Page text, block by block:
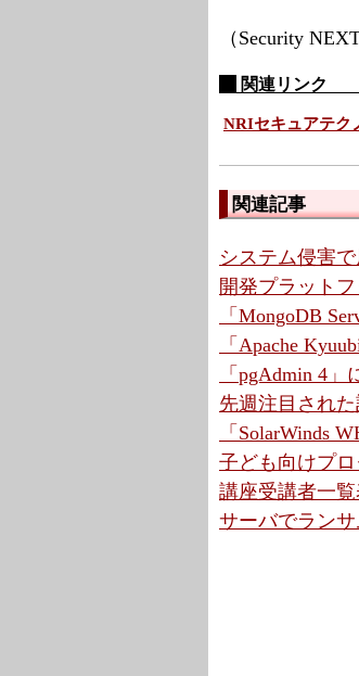
（Security
関連リンク
NRIセキュアテク
関連記事
システム侵害
開発プラット
「MongoDB
「Apache
「pgAdmin 4
先週注目された
「SolarWinds
子ども向けプ
講座受講者一
サーバでラン